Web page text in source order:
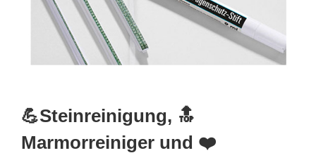
💪Steinreinigung, 🔝
Marmorreiniger und ❤️